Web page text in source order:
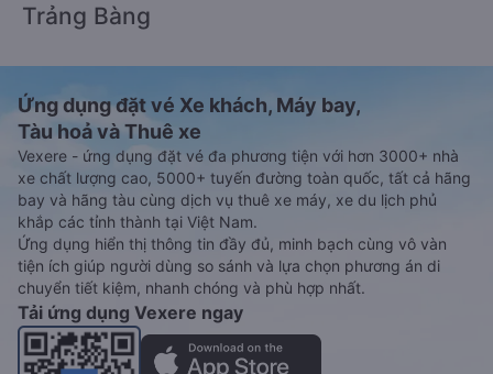
Trảng Bàng
Ứng dụng đặt vé Xe khách, Máy bay,
Tàu hoả và Thuê xe
Vexere - ứng dụng đặt vé đa phương tiện với hơn 3000+ nhà
xe chất lượng cao, 5000+ tuyến đường toàn quốc, tất cả hãng
bay và hãng tàu cùng dịch vụ thuê xe máy, xe du lịch phủ
khắp các tỉnh thành tại Việt Nam.
Ứng dụng hiển thị thông tin đầy đủ, minh bạch cùng vô vàn
tiện ích giúp người dùng so sánh và lựa chọn phương án di
chuyển tiết kiệm, nhanh chóng và phù hợp nhất.
Tải ứng dụng Vexere ngay